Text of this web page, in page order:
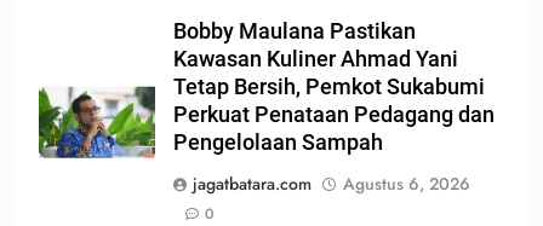
Bobby Maulana Pastikan
Kawasan Kuliner Ahmad Yani
Tetap Bersih, Pemkot Sukabumi
Perkuat Penataan Pedagang dan
Pengelolaan Sampah
jagatbatara.com
Agustus 6, 2026
0